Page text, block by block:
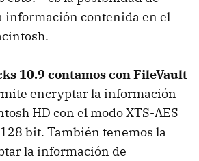
información contenida en el
10.9 contamos con FileVault
encryptar la información
HD con el modo XTS-AES
bit. También tenemos la
la información de